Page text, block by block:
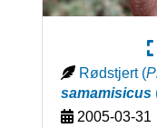
Rødstjert (
samamisicus
2005-03-31